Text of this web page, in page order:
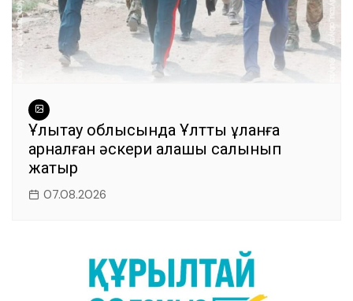
Ұлытау облысында Ұлттық ұланға
арналған әскери қалашық салынып
жатыр
07.08.2026